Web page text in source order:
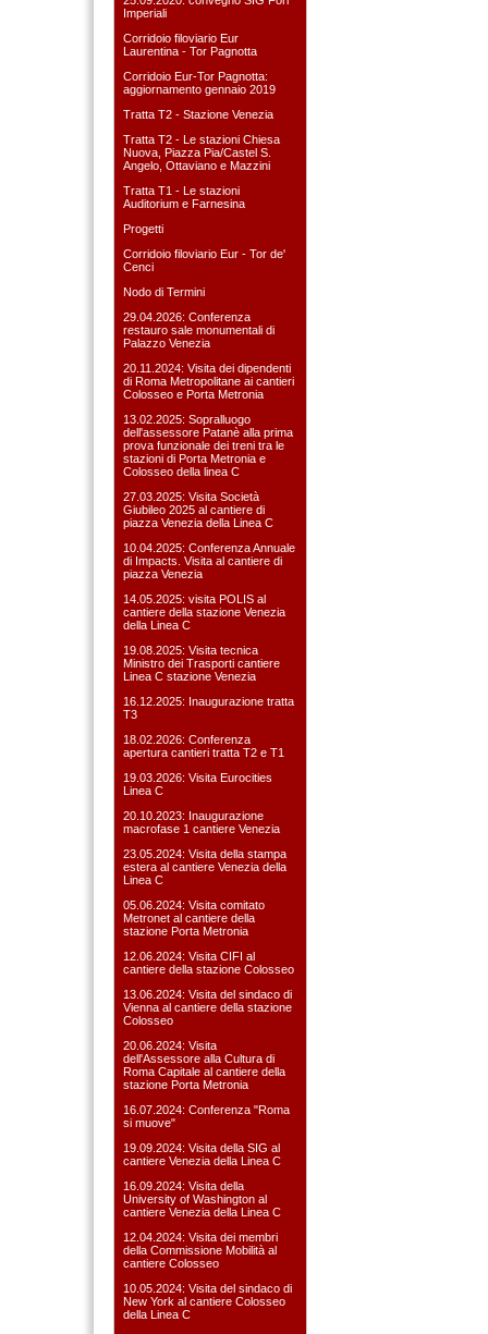
Imperiali
Corridoio filoviario Eur
Laurentina - Tor Pagnotta
Corridoio Eur-Tor Pagnotta:
aggiornamento gennaio 2019
Tratta T2 - Stazione Venezia
Tratta T2 - Le stazioni Chiesa
Nuova, Piazza Pia/Castel S.
Angelo, Ottaviano e Mazzini
Tratta T1 - Le stazioni
Auditorium e Farnesina
Progetti
Corridoio filoviario Eur - Tor de'
Cenci
Nodo di Termini
29.04.2026: Conferenza
restauro sale monumentali di
Palazzo Venezia
20.11.2024: Visita dei dipendenti
di Roma Metropolitane ai cantieri
Colosseo e Porta Metronia
13.02.2025: Sopralluogo
dell'assessore Patanè alla prima
prova funzionale dei treni tra le
stazioni di Porta Metronia e
Colosseo della linea C
27.03.2025: Visita Società
Giubileo 2025 al cantiere di
piazza Venezia della Linea C
10.04.2025: Conferenza Annuale
di Impacts. Visita al cantiere di
piazza Venezia
14.05.2025: visita POLIS al
cantiere della stazione Venezia
della Linea C
19.08.2025: Visita tecnica
Ministro dei Trasporti cantiere
Linea C stazione Venezia
16.12.2025: Inaugurazione tratta
T3
18.02.2026: Conferenza
apertura cantieri tratta T2 e T1
19.03.2026: Visita Eurocities
Linea C
20.10.2023: Inaugurazione
macrofase 1 cantiere Venezia
23.05.2024: Visita della stampa
estera al cantiere Venezia della
Linea C
05.06.2024: Visita comitato
Metronet al cantiere della
stazione Porta Metronia
12.06.2024: Visita CIFI al
cantiere della stazione Colosseo
13.06.2024: Visita del sindaco di
Vienna al cantiere della stazione
Colosseo
20.06.2024: Visita
dell'Assessore alla Cultura di
Roma Capitale al cantiere della
stazione Porta Metronia
16.07.2024: Conferenza "Roma
si muove"
19.09.2024: Visita della SIG al
cantiere Venezia della Linea C
16.09.2024: Visita della
University of Washington al
cantiere Venezia della Linea C
12.04.2024: Visita dei membri
della Commissione Mobilità al
cantiere Colosseo
10.05.2024: Visita del sindaco di
New York al cantiere Colosseo
della Linea C